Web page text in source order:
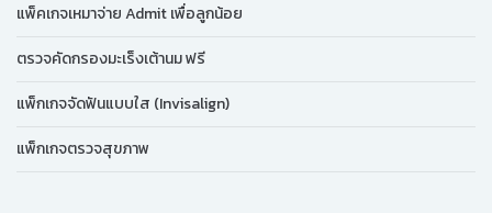
แพ็คเกจเหมาจ่าย Admit เพื่อลูกน้อย
ตรวจคัดกรองมะเร็งเต้านม ฟรี
แพ็กเกจจัดฟันแบบใส (Invisalign)
แพ็กเกจตรวจสุขภาพ